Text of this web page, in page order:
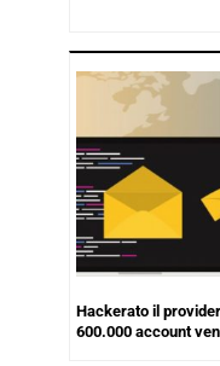
Hackerato il
600.000 account